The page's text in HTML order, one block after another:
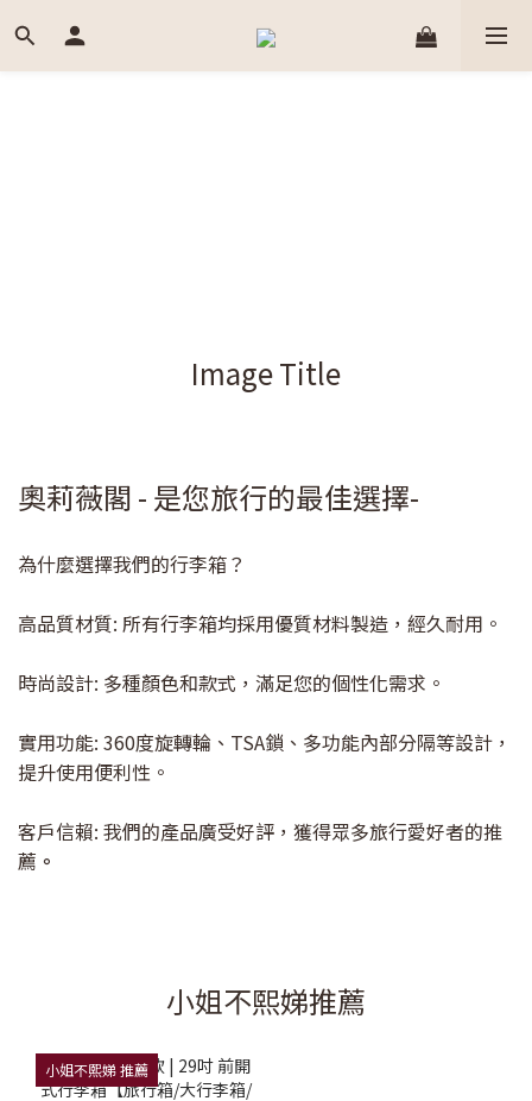
Image Title
奧莉薇閣 - 是您旅行的最佳選擇-
為什麼選擇我們的行李箱？
高品質材質: 所有行李箱均採用優質材料製造，經久耐用。
時尚設計: 多種顏色和款式，滿足您的個性化需求。
實用功能: 360度旋轉輪、TSA鎖、多功能內部分隔等設計，
提升使用便利性。
客戶信賴: 我們的產品廣受好評，獲得眾多旅行愛好者的推
薦 。
小姐不熙娣推薦
小姐不熙娣 推薦